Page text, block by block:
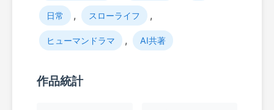
日常 , スローライフ ,
ヒューマンドラマ , AI共著
作品統計